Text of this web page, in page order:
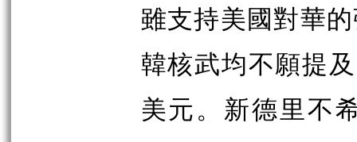
雖支持美國對華
韓核武均不願提
美元。新德里不